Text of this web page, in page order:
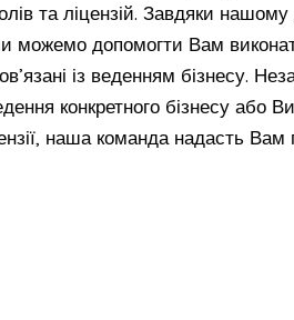
та ліцензій. Завдяки
можемо допомогти Вам
із веденням бізнесу.
конкретного бізнесу або
наша команда надасть Вам